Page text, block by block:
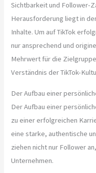
Sichtbarkeit und Follower-
Herausforderung liegt in
Inhalte. Um auf TikTok
nur ansprechend und
Mehrwert für die
Verständnis der TikTok-
Der Aufbau einer
Der Aufbau einer
zu einer erfolgreichen
eine starke, authentische
ziehen nicht nur Follower
Unternehmen.